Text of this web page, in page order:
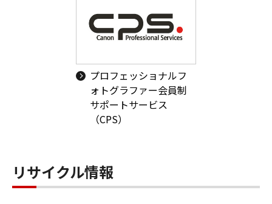
プロフェッショナルフ
ォトグラファー会員制
サポートサービス
（CPS）
リサイクル情報